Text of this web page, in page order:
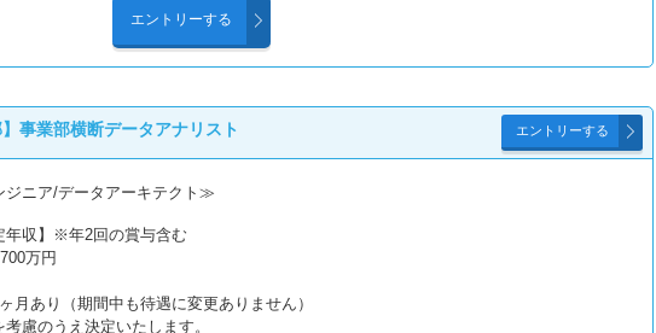
事業部横断データアナリスト
ニア/データアーキテクト≫
年収】※年2回の賞与含む
万円
月あり（期間中も待遇に変更ありません）
慮のうえ決定いたします。